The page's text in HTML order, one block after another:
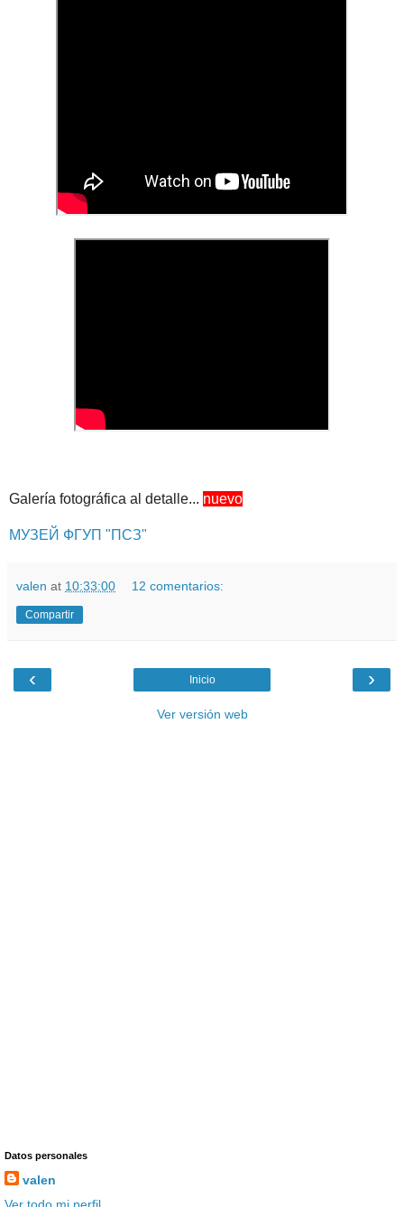
Galería fotográfica al detalle... nuevo
МУЗЕЙ ФГУП "ПСЗ"
valen at 10:33:00 12 comentarios:
Compartir
‹ ›
Inicio
Ver versión web
Datos personales
valen